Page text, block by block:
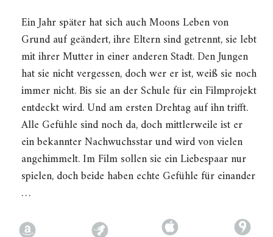
Ein Jahr später hat sich auch Moons Leben von
Grund auf geändert, ihre Eltern sind getrennt, sie lebt
mit ihrer Mutter in einer anderen Stadt. Den Jungen
hat sie nicht vergessen, doch wer er ist, weiß sie noch
immer nicht. Bis sie an der Schule für ein Filmprojekt
entdeckt wird. Und am ersten Drehtag auf ihn trifft.
Alle Gefühle sind noch da, doch mittlerweile ist er
ein bekannter Nachwuchsstar und wird von vielen
angehimmelt. Im Film sollen sie ein Liebespaar nur
spielen, doch beide haben echte Gefühle für einander
…